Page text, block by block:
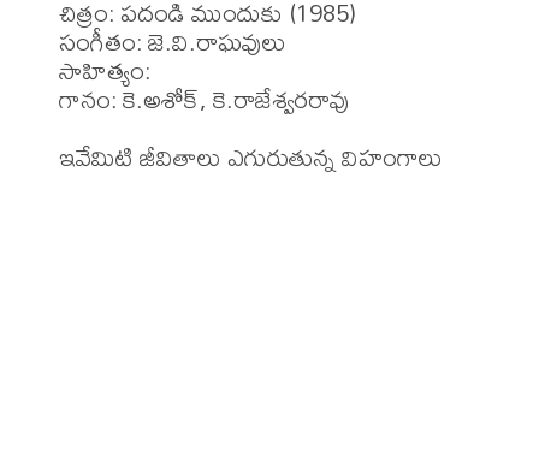
చిత్రం: పదండి ముందుకు (1985)
సంగీతం: జె.వి.రాఘవులు
సాహిత్యం:
గానం: కె.అశోక్, కె.రాజేశ్వరరావు